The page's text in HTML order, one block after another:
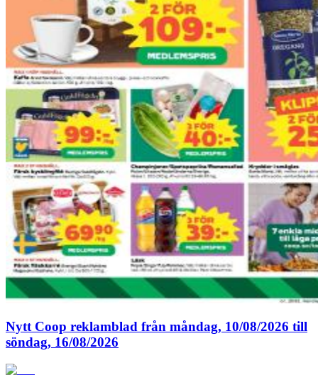
Nytt Coop reklamblad från måndag, 10/08/2026 till
söndag, 16/08/2026